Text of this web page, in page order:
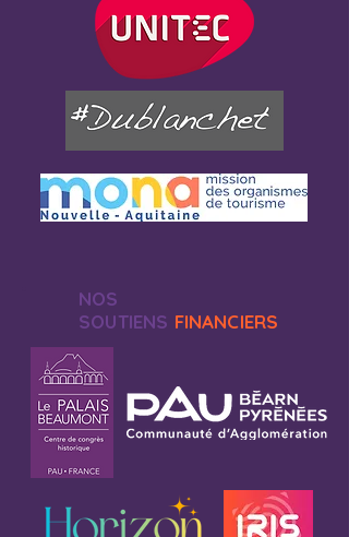
NOS
SOUTIENS FINANCIERS